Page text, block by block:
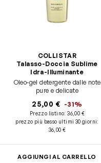
COLLISTAR
Talasso-Doccia Sublime
Idra-Illuminante
Oleo-gel detergente dalle note
pure e delicate
25,00 € -31%
Prezzo listino:36,00 €
prezzo più basso ultimi 30 giorni:
36,00 €
AGGIUNGI AL CARRELLO